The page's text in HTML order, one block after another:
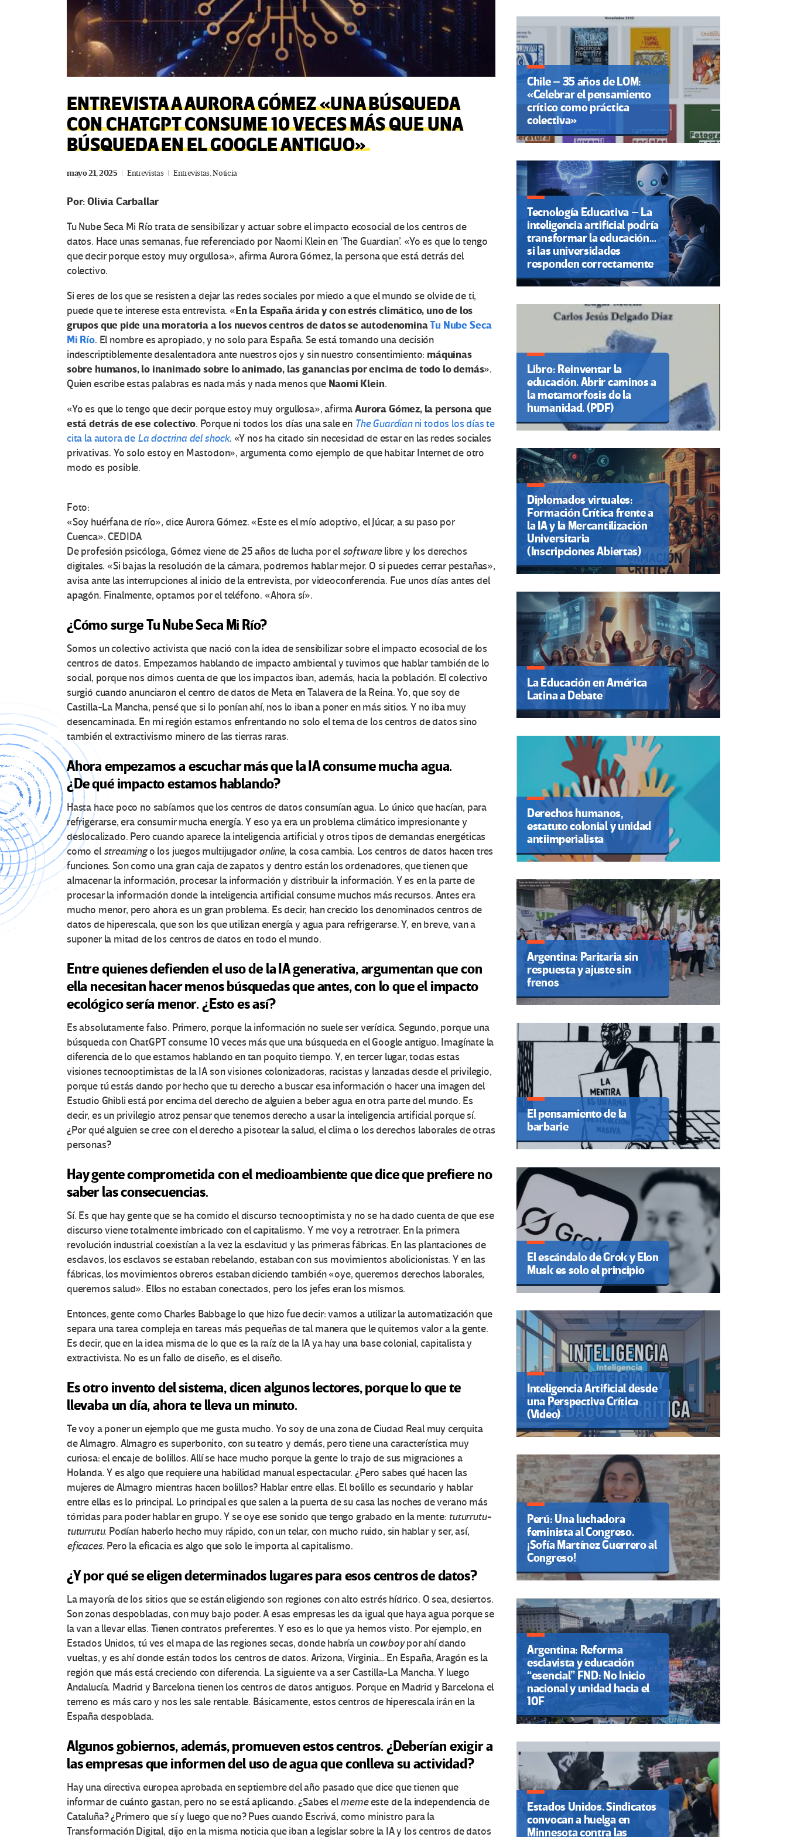
ENTREVISTA A AURORA GÓMEZ «UNA BÚSQUEDA
CON CHATGPT CONSUME 10 VECES MÁS QUE UNA
BÚSQUEDA EN EL GOOGLE ANTIGUO»
mayo 21, 2025 Entrevistas Entrevistas,Noticia
Por:Olivia Carballar
Tu Nube Seca Mi Río trata de sensibilizar y actuar sobre el impacto ecosocial de los centros de
datos. Hace unas semanas, fue referenciado por Naomi Klein en ‘The Guardian’. «Yo es que lo tengo
que decir porque estoy muy orgullosa», afirma Aurora Gómez, la persona que está detrás del
colectivo.
Si eres de los que se resisten a dejar las redes sociales por miedo a que el mundo se olvide de ti,
puede que te interese esta entrevista. «En la España árida y con estrés climático, uno de los
grupos que pide una moratoria a los nuevos centros de datos se autodenominaTu Nube Seca
Mi Río. El nombre es apropiado, y no solo para España. Se está tomando una decisión
indescriptiblemente desalentadora ante nuestros ojos y sin nuestro consentimiento: máquinas
sobre humanos, lo inanimado sobre lo animado, las ganancias por encima de todo lo demás».
Quien escribe estas palabras es nada más y nada menos que Naomi Klein.
«Yo es que lo tengo que decir porque estoy muy orgullosa», afirmaAurora Gómez, la persona que
está detrás de ese colectivo. Porque ni todos los días una sale en The Guardianni todos los días te
cita la autora de La doctrina del shock. «Y nos ha citado sin necesidad de estar en las redes sociales
privativas. Yo solo estoy en Mastodon», argumenta como ejemplo de que habitar Internet de otro
modo es posible.
Foto:
«Soy huérfana de río», dice Aurora Gómez. «Este es el mío adoptivo, el Júcar, a su paso por
Cuenca». CEDIDA
De profesión psicóloga, Gómez viene de 25 años de lucha por el softwarelibre y los derechos
digitales. «Si bajas la resolución de la cámara, podremos hablar mejor. O si puedes cerrar pestañas»,
avisa ante las interrupciones al inicio de la entrevista, por videoconferencia. Fue unos días antes del
apagón. Finalmente, optamos por el teléfono. «Ahora sí».
¿Cómo surge Tu Nube Seca Mi Río?
Somos un colectivo activista que nació con la idea de sensibilizar sobre el impacto ecosocial de los
centros de datos. Empezamos hablando de impacto ambiental y tuvimos que hablar también de lo
social, porque nos dimos cuenta de que los impactos iban, además, hacia la población. El colectivo
surgió cuando anunciaron el centro de datos de Meta en Talavera de la Reina. Yo, que soy de
Castilla-La Mancha, pensé que si lo ponían ahí, nos lo iban a poner en más sitios. Y no iba muy
desencaminada. En mi región estamos enfrentando no solo el tema de los centros de datos sino
también el extractivismo minero de las tierras raras.
Ahora empezamos a escuchar más que la IA consume mucha agua.
¿De qué impacto estamos hablando?
Hasta hace poco no sabíamos que los centros de datos consumían agua. Lo único que hacían, para
refrigerarse, era consumir mucha energía. Y eso ya era un problema climático impresionante y
deslocalizado. Pero cuando aparece la inteligencia artificial y otros tipos de demandas energéticas
como el streamingo los juegos multijugador online, la cosa cambia. Los centros de datos hacen tres
funciones. Son como una gran caja de zapatos y dentro están los ordenadores, que tienen que
almacenar la información, procesar la información y distribuir la información. Y es en la parte de
procesar la información donde la inteligencia artificial consume muchos más recursos. Antes era
mucho menor, pero ahora es un gran problema. Es decir, han crecido los denominados centros de
datos de hiperescala, que son los que utilizan energía y agua para refrigerarse. Y, en breve, van a
suponer la mitad de los centros de datos en todo el mundo.
Entre quienes defienden el uso de la IA generativa, argumentan que con
ella necesitan hacer menos búsquedas que antes, con lo que el impacto
ecológico sería menor. ¿Esto es así?
Es absolutamente falso. Primero, porque la información no suele ser verídica. Segundo, porque una
búsqueda con ChatGPT consume 10 veces más que una búsqueda en el Google antiguo. Imagínate la
diferencia de lo que estamos hablando en tan poquito tiempo. Y, en tercer lugar, todas estas
visiones tecnooptimistas de la IA son visiones colonizadoras, racistas y lanzadas desde el privilegio,
porque tú estás dando por hecho que tu derecho a buscar esa información o hacer una imagen del
Estudio Ghibli está por encima del derecho de alguien a beber agua en otra parte del mundo. Es
decir, es un privilegio atroz pensar que tenemos derecho a usar la inteligencia artificial porque sí.
¿Por qué alguien se cree con el derecho a pisotear la salud, el clima o los derechos laborales de otras
personas?
Hay gente comprometida con el medioambiente que dice que prefiere no
saber las consecuencias.
Sí. Es que hay gente que se ha comido el discurso tecnooptimista y no se ha dado cuenta de que ese
discurso viene totalmente imbricado con el capitalismo. Y me voy a retrotraer. En la primera
revolución industrial coexistían a la vez la esclavitud y las primeras fábricas. En las plantaciones de
esclavos, los esclavos se estaban rebelando, estaban con sus movimientos abolicionistas. Y en las
fábricas, los movimientos obreros estaban diciendo también «oye, queremos derechos laborales,
queremos salud». Ellos no estaban conectados, pero los jefes eran los mismos.
Entonces, gente como Charles Babbage lo que hizo fue decir: vamos a utilizar la automatización que
separa una tarea compleja en tareas más pequeñas de tal manera que le quitemos valor a la gente.
Es decir, que en la idea misma de lo que es la raíz de la IA ya hay una base colonial, capitalista y
extractivista. No es un fallo de diseño, es el diseño.
Es otro invento del sistema, dicen algunos lectores, porque lo que te
llevaba un día, ahora te lleva un minuto.
Te voy a poner un ejemplo que me gusta mucho. Yo soy de una zona de Ciudad Real muy cerquita
de Almagro. Almagro es superbonito, con su teatro y demás, pero tiene una característica muy
curiosa: el encaje de bolillos. Allí se hace mucho porque la gente lo trajo de sus migraciones a
Holanda. Y es algo que requiere una habilidad manual espectacular. ¿Pero sabes qué hacen las
mujeres de Almagro mientras hacen bolillos? Hablar entre ellas. El bolillo es secundario y hablar
entre ellas es lo principal. Lo principal es que salen a la puerta de su casa las noches de verano más
tórridas para poder hablar en grupo. Y se oye ese sonido que tengo grabado en la mente: tuturrutu-
tuturrutu. Podían haberlo hecho muy rápido, con un telar, con mucho ruido, sin hablar y ser, así,
eficaces. Pero la eficacia es algo que solo le importa al capitalismo.
¿Y por qué se eligen determinados lugares para esos centros de datos?
La mayoría de los sitios que se están eligiendo son regiones con alto estrés hídrico. O sea, desiertos.
Son zonas despobladas, con muy bajo poder. A esas empresas les da igual que haya agua porque se
la van a llevar ellas. Tienen contratos preferentes. Y eso es lo que ya hemos visto. Por ejemplo, en
Estados Unidos, tú ves el mapa de las regiones secas, donde habría uncowboypor ahí dando
vueltas, y es ahí donde están todos los centros de datos. Arizona, Virginia… En España, Aragón es la
región que más está creciendo con diferencia. La siguiente va a ser Castilla-La Mancha. Y luego
Andalucía. Madrid y Barcelona tienen los centros de datos antiguos. Porque en Madrid y Barcelona el
terreno es más caro y nos les sale rentable. Básicamente, estos centros de hiperescala irán en la
España despoblada.
Algunos gobiernos, además, promueven estos centros. ¿Deberían exigir a
las empresas que informen del uso de agua que conlleva su actividad?
Hay una directiva europea aprobada en septiembre del año pasado que dice que tienen que
informar de cuánto gastan, pero no se está aplicando. ¿Sabes elmemeeste de la independencia de
Cataluña? ¿Primero que sí y luego que no? Pues cuando Escrivá, como ministro para la
Transformación Digital, dijo en la misma noticia que iban a legislar sobre la IA y los centros de datos
Chile – 35 años de LOM:
«Celebrar el pensamiento
crítico como práctica
colectiva»
Tecnología Educativa – La
inteligencia artificial podría
transformar la educación…
si las universidades
responden correctamente
Libro: Reinventar la
educación. Abrir caminos a
la metamorfosis de la
humanidad. (PDF)
Diplomados virtuales:
Formación Crítica frente a
la IA y la Mercantilización
Universitaria
(Inscripciones Abiertas)
La Educación en América
Latina a Debate
Derechos humanos,
estatuto colonial y unidad
antiimperialista
Argentina: Paritaria sin
respuesta y ajuste sin
frenos
El pensamiento de la
barbarie
El escándalo de Grok y Elon
Musk es solo el principio
Inteligencia Artificial desde
una Perspectiva Crítica
(Video)
Perú: Una luchadora
feminista al Congreso.
¡Sofía Martínez Guerrero al
Congreso!
Argentina: Reforma
esclavista y educación
“esencial” FND: No Inicio
nacional y unidad hacia el
10F
Estados Unidos. Sindicatos
convocan a huelga en
Minnesota contra las